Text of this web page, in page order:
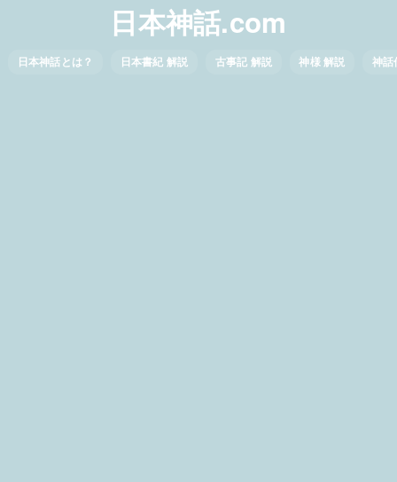
日本神話.com
日本神話とは？ 日本書紀 解説 古事記 解説 神様 解説 神話